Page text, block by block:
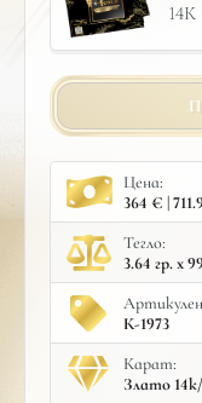
14К
Цена:
364 € |
Тегло:
3.64 гр. x
К-1973
Карат:
Злато